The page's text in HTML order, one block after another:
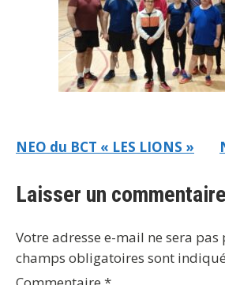
NEO du BCT « LES LIONS »
Laisser un commentaire
Votre adresse e-mail ne sera pas
champs obligatoires sont